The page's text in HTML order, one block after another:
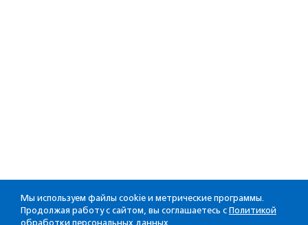
Мы используем файлы cookie и метрические программы.
Продолжая работу с сайтом, вы соглашаетесь с Политикой
обработки персональных данных